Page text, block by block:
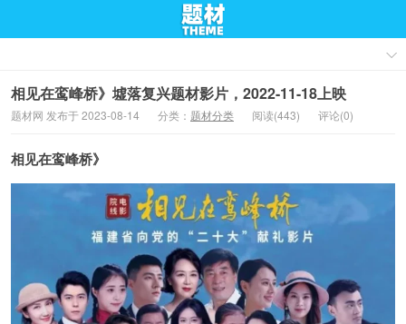
相见在鸾峰桥》墟落复兴题材影片，2022-11-18上映
题材网 发布于 2023-08-14 分类： 题材分类 阅读(443) 评论(0)
相见在鸾峰桥》